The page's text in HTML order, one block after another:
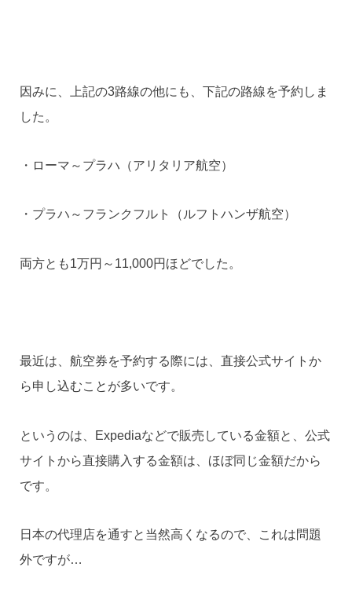
因みに、上記の3路線の他にも、下記の路線を予約しま
した。
・ローマ～プラハ（アリタリア航空）
・プラハ～フランクフルト（ルフトハンザ航空）
両方とも1万円～11,000円ほどでした。
最近は、航空券を予約する際には、直接公式サイトか
ら申し込むことが多いです。
というのは、Expediaなどで販売している金額と、公式
サイトから直接購入する金額は、ほぼ同じ金額だから
です。
日本の代理店を通すと当然高くなるので、これは問題
外ですが…